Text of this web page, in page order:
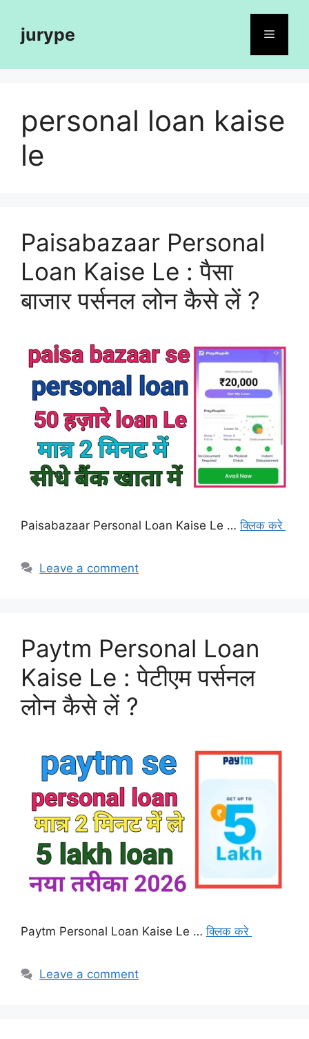
contentjurype Menu
personal loan kaise
le
Paisabazaar Personal
Loan Kaise Le : पैसा
बाजार पर्सनल लोन कैसे लें ?
Paisabazaar Personal Loan Kaise Le …क्लिक करे
Leave a comment
Paytm Personal Loan
Kaise Le : पेटीएम पर्सनल
लोन कैसे लें ?
Paytm Personal Loan Kaise Le …क्लिक करे
Leave a comment